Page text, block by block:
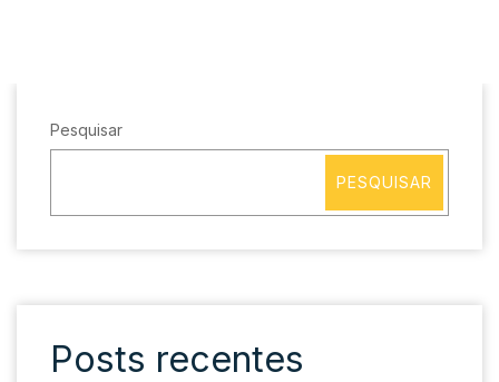
Pesquisar
PESQUISAR
Posts recentes